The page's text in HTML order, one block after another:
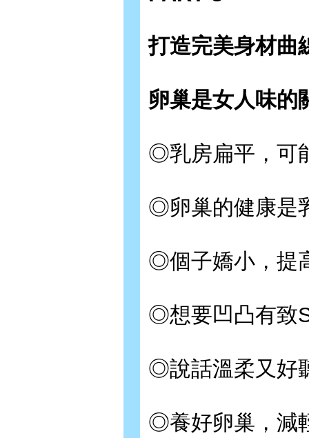
打造完美身材曲
卵巢是女人味的
◎乳房扁平，可
◎卵巢的健康是
◎個子嬌小，提
◎想要凹凸有致
◎說話溫柔又好
◎養好卵巢，減